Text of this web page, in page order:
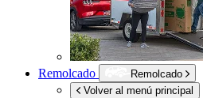
Remolcado
Remolcado
Volver al menú principal